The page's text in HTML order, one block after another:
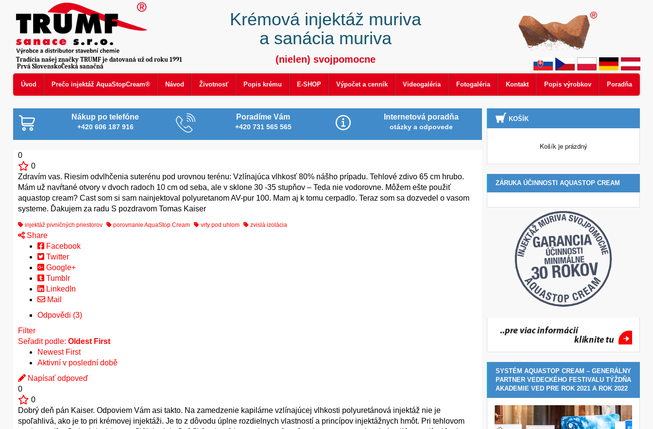
Úvod Prečo injektáž AquaStopCream® Návod Životnosť Popis krému E-SHOP Výpočet a cenník Videogaléria Fotogaléria Kontakt Popis výrobkov Poradňa
Prvá SlovenskoČeská sanačná
Krémová injektáž muriva
a sanácia muriva
(nielen) svojpomocne
Tradícia našej značky TRUMF je datovaná už od roku 1991
Nákup po telefóne
+420 606 187 916
Poradíme Vám
+420 731 565 565
Internetová poradňa
otázky a odpovede
0
0
Zdravím vas. Riesim odvlhčenia suterénu pod urovnou terénu: Vzlínajúca vlhkosť 80% nášho prípadu. Tehlové zdivo 65 cm hrubo.
Mám už navŕtané otvory v dvoch radoch 10 cm od seba, ale v sklone 30 -35 stupňov – Teda nie vodorovne. Môžem ešte použiť
aquastop cream? Cast som si sam nainjektoval polyuretanom AV-pur 100. Mam aj k tomu cerpadlo. Teraz som sa dozvedel o vasom
systeme. Ďakujem za radu S pozdravom Tomas Kaiser
injektáž pivničných priestorov porovnanie AquaStop Cream vrty pod uhlom zvislá izolácia
Share
Facebook
Twitter
Google+
Tumblr
LinkedIn
Mail
Odpovědi (3)
Filter
Seřadit podle: Oldest First
Newest First
Aktivní v poslední době
Napísať odpoveď
0
0
Dobrý deň pán Kaiser. Odpoviem Vám asi takto. Na zamedzenie kapilárne vzlínajúcej vlhkosti polyuretánová injektáž nie je
spoľahlivá, ako je to pri krémovej injektáži. Je to z dôvodu úplne rozdielnych vlastností a princípov injektážnych hmôt. Pri tehlovom
KOŠÍK
Košík je prázdný
ZÁRUKA ÚČINNOSTI AQUASTOP CREAM
SYSTÉM AQUASTOP CREAM – GENERÁLNY
PARTNER VEDECKÉHO FESTIVALU TÝŽDŇA
AKADEMIE VED PRE ROK 2021 A ROK 2022